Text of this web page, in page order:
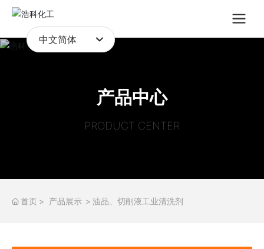
中文简体
产品中心
PRODUCT CENTER
首页 产品展示 油品、切削液工业清洗剂